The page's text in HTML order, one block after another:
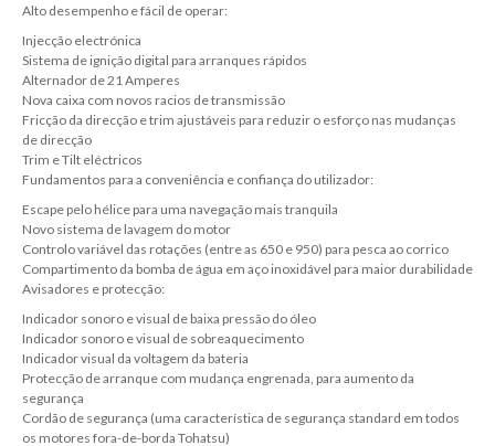
Alto desempenho e fácil de operar:
Injecção electrónica
Sistema de ignição digital para arranques rápidos
Alternador de 21 Amperes
Nova caixa com novos racios de transmissão
Fricção da direcção e trim ajustáveis para reduzir o esforço nas mudanças
de direcção
Trim e Tilt eléctricos
Fundamentos para a conveniência e confiança do utilizador:
Escape pelo hélice para uma navegação mais tranquila
Novo sistema de lavagem do motor
Controlo variável das rotações (entre as 650 e 950) para pesca ao corrico
Compartimento da bomba de água em aço inoxidável para maior durabilidade
Avisadores e protecção:
Indicador sonoro e visual de baixa pressão do óleo
Indicador sonoro e visual de sobreaquecimento
Indicador visual da voltagem da bateria
Protecção de arranque com mudança engrenada, para aumento da
segurança
Cordão de segurança (uma característica de segurança standard em todos
os motores fora-de-borda Tohatsu)